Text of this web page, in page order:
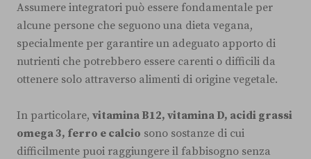
Assumere integratori può essere fondamentale per
alcune persone che seguono una dieta vegana,
specialmente per garantire un adeguato apporto di
nutrienti che potrebbero essere carenti o difficili da
ottenere solo attraverso alimenti di origine vegetale.
In particolare, vitamina B12, vitamina D, acidi grassi
omega 3, ferro e calcio sono sostanze di cui
difficilmente puoi raggiungere il fabbisogno senza